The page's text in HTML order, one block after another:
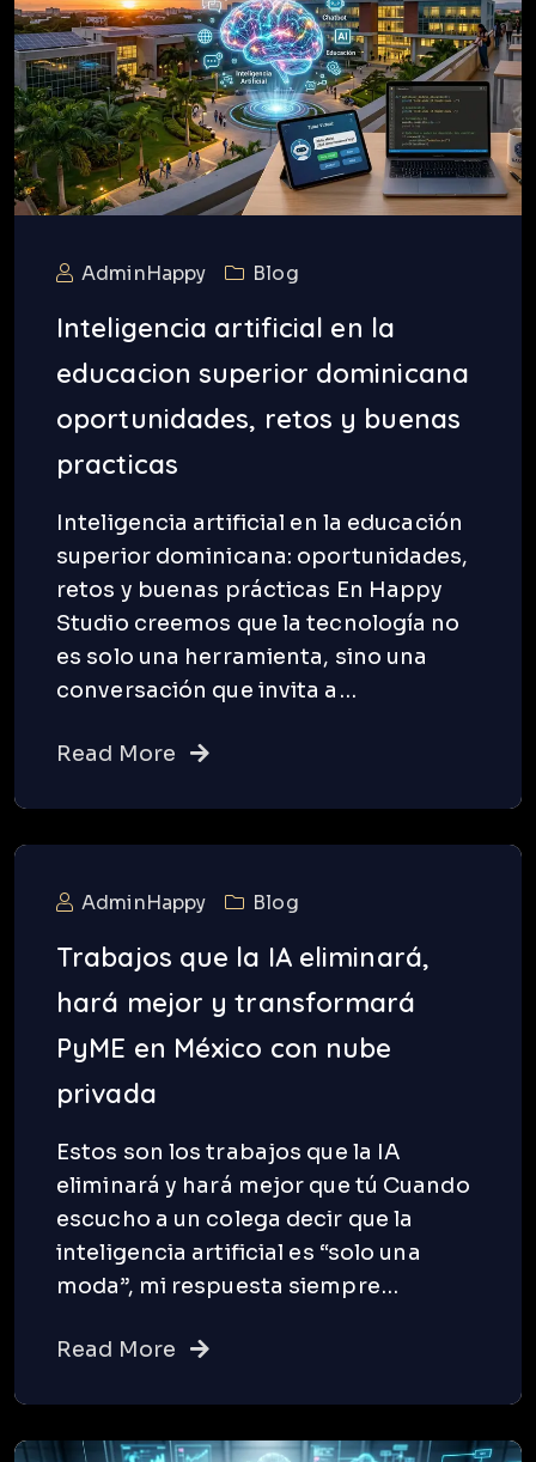
AdminHappy Blog
Inteligencia artificial en la
educacion superior dominicana
oportunidades, retos y buenas
practicas
Inteligencia artificial en la educación
superior dominicana: oportunidades,
retos y buenas prácticas En Happy
Studio creemos que la tecnología no
es solo una herramienta, sino una
conversación que invita a…
Read More
AdminHappy Blog
Trabajos que la IA eliminará,
hará mejor y transformará
PyME en México con nube
privada
Estos son los trabajos que la IA
eliminará y hará mejor que tú Cuando
escucho a un colega decir que la
inteligencia artificial es “solo una
moda”, mi respuesta siempre…
Read More